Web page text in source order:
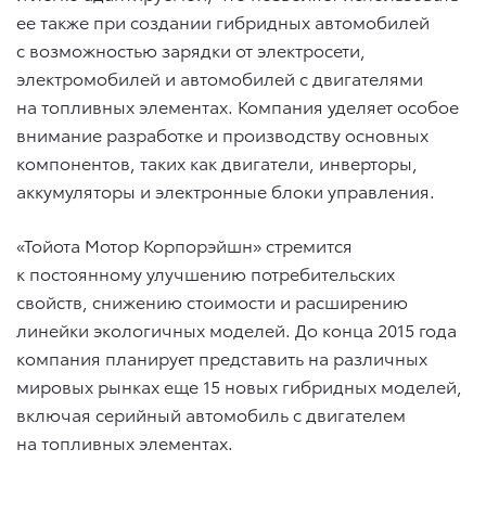
ее также при создании гибридных автомобилей
с возможностью зарядки от электросети,
электромобилей и автомобилей с двигателями
на топливных элементах. Компания уделяет особое
внимание разработке и производству основных
компонентов, таких как двигатели, инверторы,
аккумуляторы и электронные блоки управления.
«Тойота Мотор Корпорэйшн» стремится
к постоянному улучшению потребительских
свойств, снижению стоимости и расширению
линейки экологичных моделей. До конца 2015 года
компания планирует представить на различных
мировых рынках еще 15 новых гибридных моделей,
включая серийный автомобиль с двигателем
на топливных элементах.